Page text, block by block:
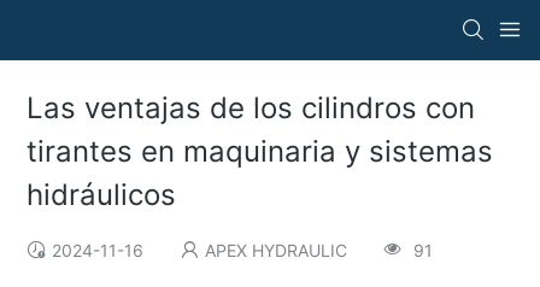
Las ventajas de los cilindros con
tirantes en maquinaria y sistemas
hidráulicos
2024-11-16 APEX HYDRAULIC 91